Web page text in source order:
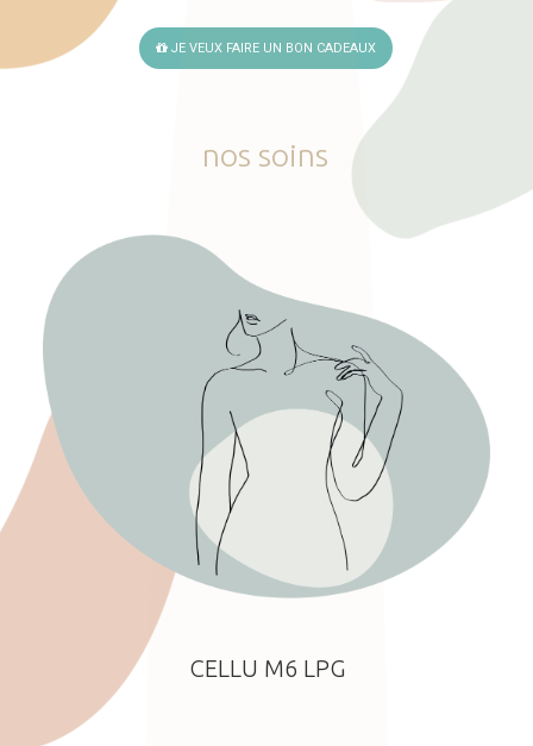
JE VEUX FAIRE UN BON CADEAUX
nos soins
CELLU M6 LPG